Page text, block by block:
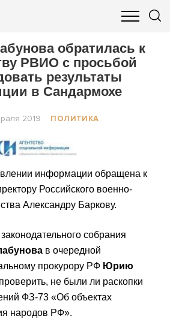
БИЗНЕС И ФИНАНСЫ
обратилась к
РВИО с просьбой
результаты
в Сандармохе
2019 ПОЛИТИКА
информации обращена к
Российского военно-
Александру Баркову.
собрания
в очередной
прокурору РФ Юрию
не были ли раскопки
ФЗ-73 «Об объектах
народов РФ».